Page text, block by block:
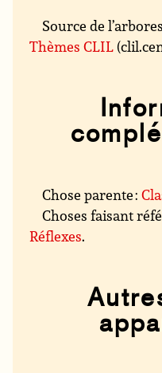
Source de
Thèmes CLIL
Chose parente :
Choses faisant
Réflexes.